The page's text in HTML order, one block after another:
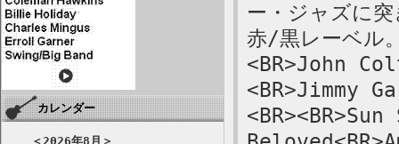
カレンダー
＜2026年8月 ＞
ー・ジャズに
赤/黒レーベル
<BR>John
<BR>Jimmy